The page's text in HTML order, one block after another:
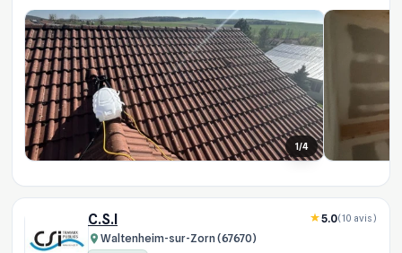
1/4
C.S.I
Waltenheim-sur-Zorn (67670)
5.0(10 avis)